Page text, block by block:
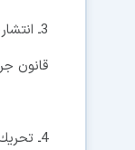
قانون